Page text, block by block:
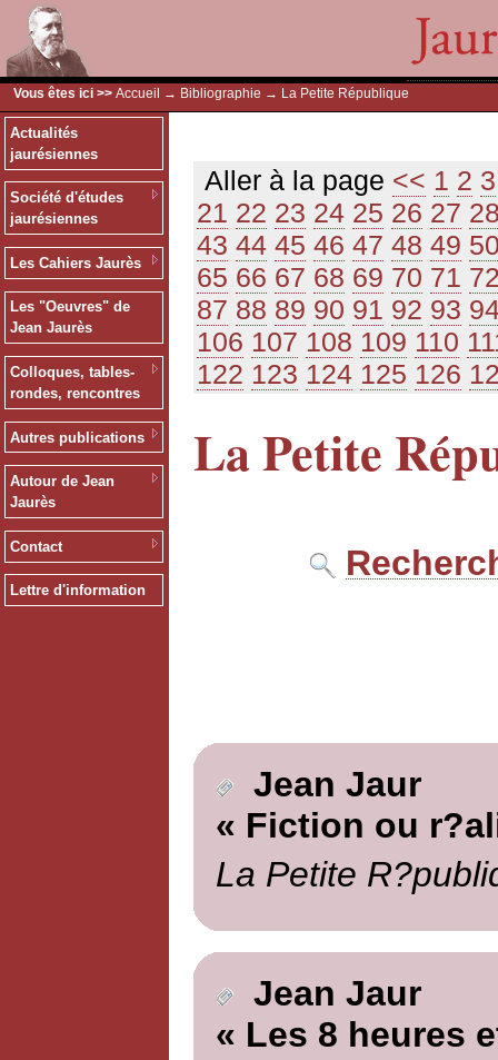
Vous êtes ici >> Accueil → Bibliographie → La Petite République
Actualités
jaurésiennes
Société d'études
jaurésiennes
Les Cahiers Jaurès
Les "Oeuvres" de
Jean Jaurès
Colloques, tables-
rondes, rencontres
Autres publications
Autour de Jean
Jaurès
Contact
Lettre d'information
Aller à la page << 1 2 3
21 22 23 24 25 26 27
43 44 45 46 47 48 49
65 66 67 68 69 70 71
87 88 89 90 91 92 93
106 107 108 109 110
122 123 124 125 126
La Petite
Jean Jaur
« Fiction ou
La Petite
Jean Jaur
« Les 8 heures